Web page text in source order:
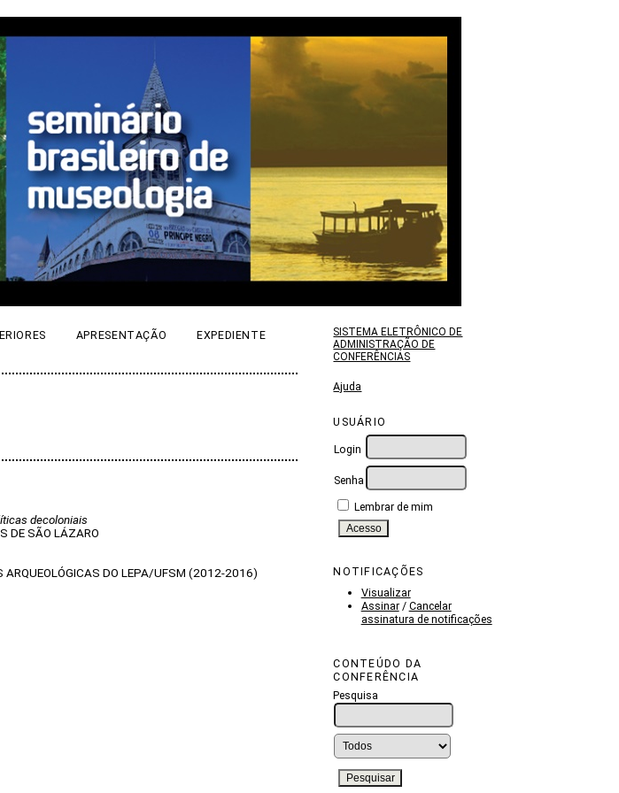
SISTEMA ELETRÔNICO DE
ADMINISTRAÇÃO DE
CONFERÊNCIAS
Ajuda
USUÁRIO
Login
Senha
Lembrar de mim
NOTIFICAÇÕES
Visualizar
Assinar/ Cancelar
assinatura de notificações
CONTEÚDO DA
CONFERÊNCIA
Pesquisa
APRESENTAÇÃO
EXPEDIENTE
decoloniais
DE SÃO LÁZARO
ARQUEOLÓGICAS DO LEPA/UFSM (2012-2016)